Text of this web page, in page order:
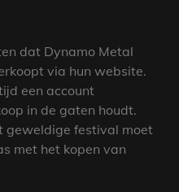
dat Dynamo Metal
via hun website.
een account
in de gaten houdt.
geweldige festival moet
met het kopen van